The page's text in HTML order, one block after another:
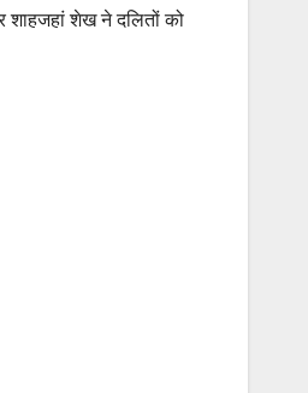
शाहजहां शेख ने दलितों को